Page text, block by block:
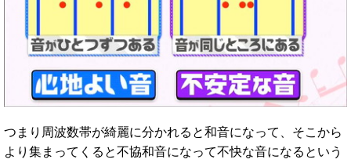
つまり周波数帯が綺麗に分かれると和音になって、そこから
より集まってくると不協和音になって不快な音になるという